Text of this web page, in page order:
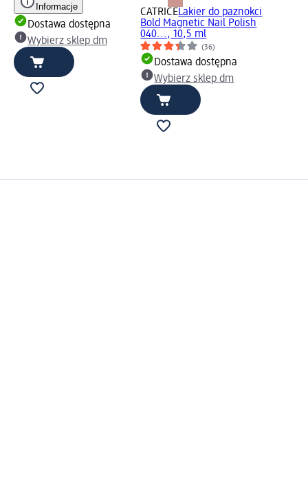
Informacje
Dostawa dostępna
Wybierz sklep dm
CATRICELakier do paznokci
Bold Magnetic Nail Polish
040..., 10,5 ml
(36)
Dostawa dostępna
Wybierz sklep dm